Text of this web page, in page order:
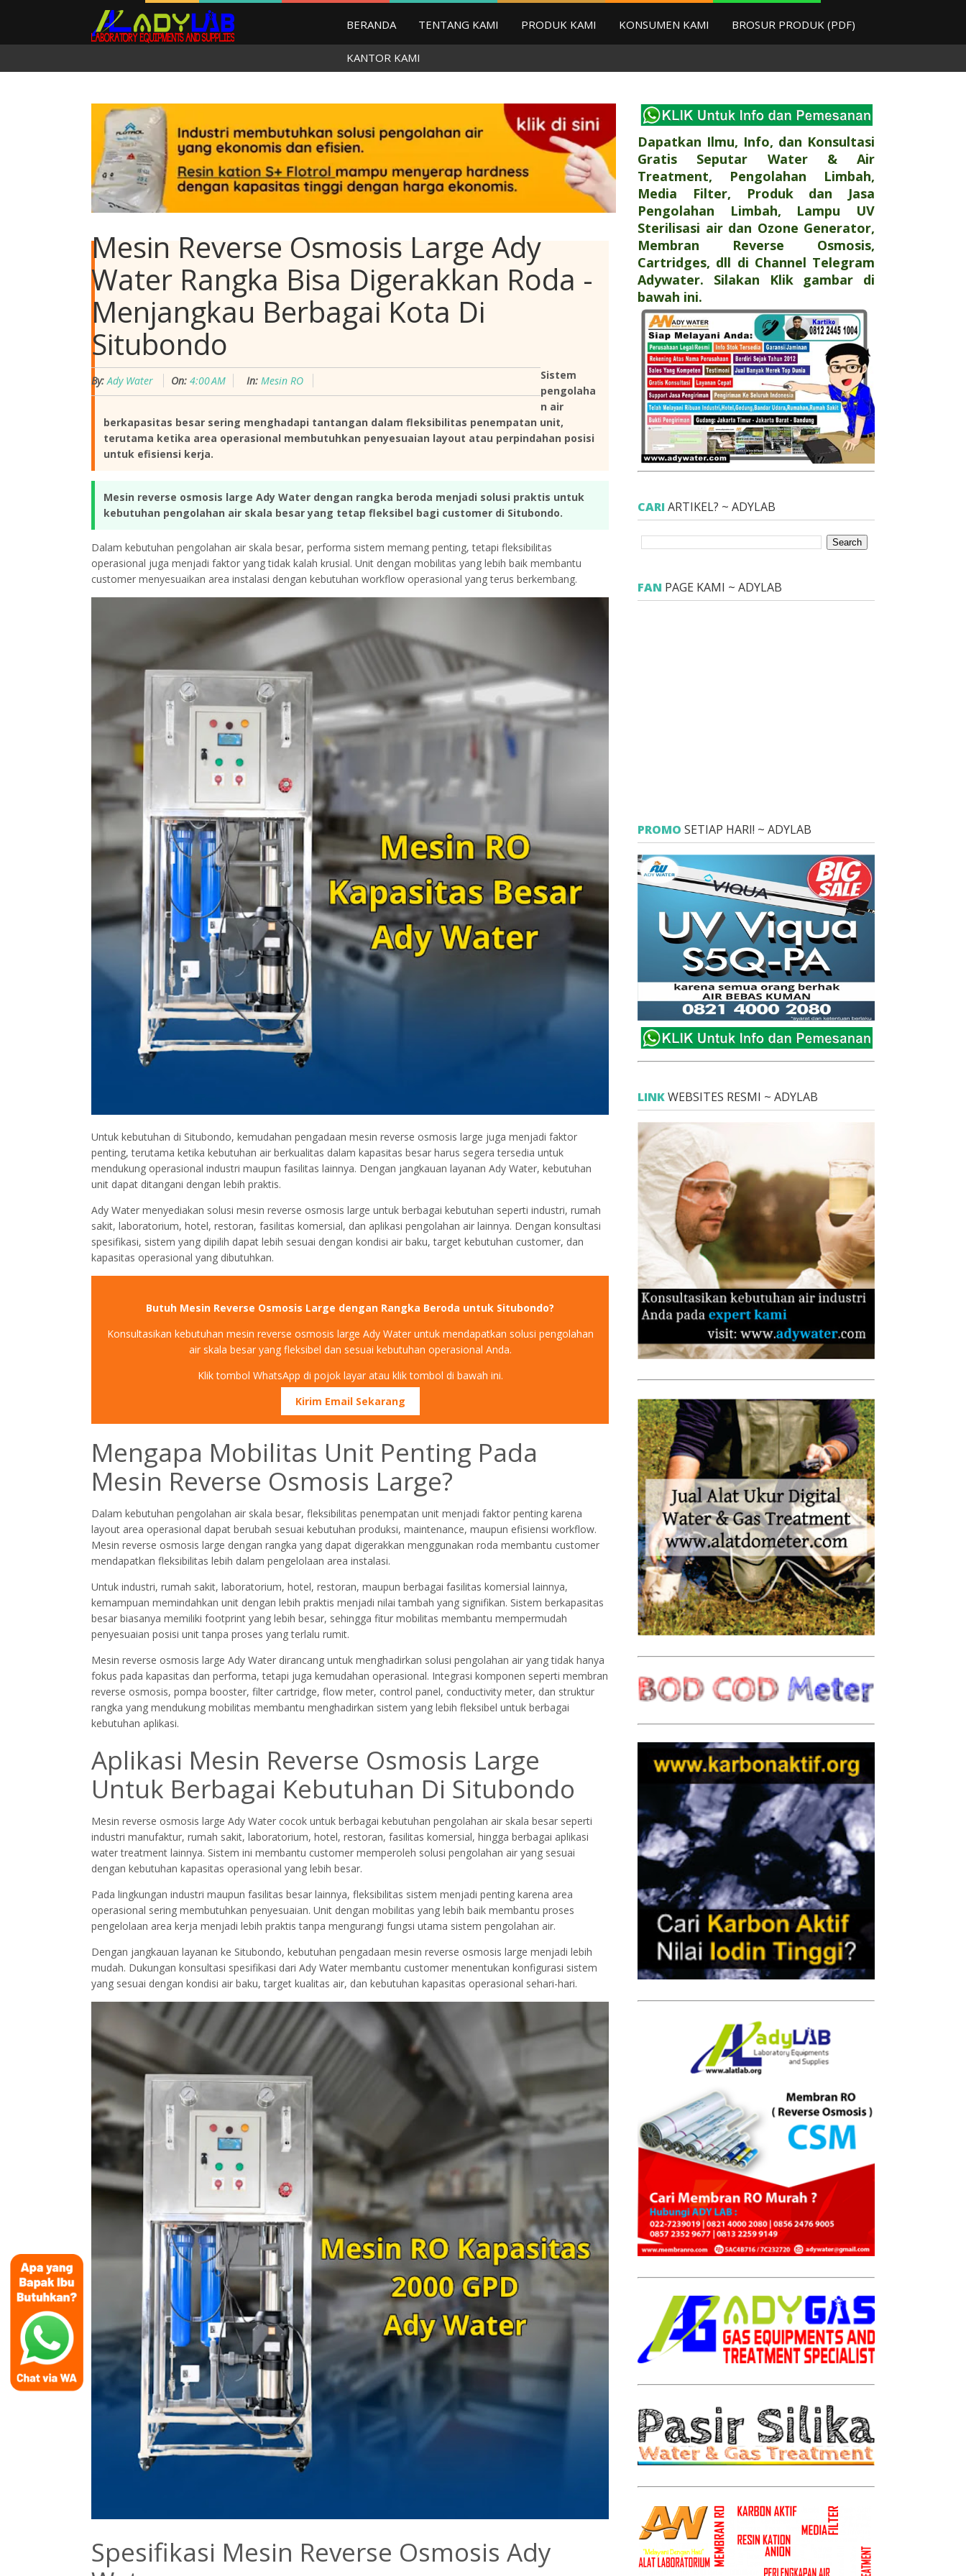
BERANDA TENTANG KAMI PRODUK KAMI KONSUMEN KAMI BROSUR PRODUK (PDF)
KANTOR KAMI
Mesin Reverse Osmosis Large Ady
Water Rangka Bisa Digerakkan Roda -
Menjangkau Berbagai Kota Di
Situbondo
By: Ady Water On: 4:00 AM In: Mesin RO
Sistem
pengolaha
n air
berkapasitas besar sering menghadapi tantangan dalam fleksibilitas penempatan unit,
terutama ketika area operasional membutuhkan penyesuaian layout atau perpindahan posisi
untuk efisiensi kerja.
Mesin reverse osmosis large Ady Water dengan rangka beroda menjadi solusi praktis untuk
kebutuhan pengolahan air skala besar yang tetap fleksibel bagi customer di Situbondo.
Dalam kebutuhan pengolahan air skala besar, performa sistem memang penting, tetapi fleksibilitas
operasional juga menjadi faktor yang tidak kalah krusial. Unit dengan mobilitas yang lebih baik membantu
customer menyesuaikan area instalasi dengan kebutuhan workflow operasional yang terus berkembang.
Untuk kebutuhan di Situbondo, kemudahan pengadaan mesin reverse osmosis large juga menjadi faktor
penting, terutama ketika kebutuhan air berkualitas dalam kapasitas besar harus segera tersedia untuk
mendukung operasional industri maupun fasilitas lainnya. Dengan jangkauan layanan Ady Water, kebutuhan
unit dapat ditangani dengan lebih praktis.
Ady Water menyediakan solusi mesin reverse osmosis large untuk berbagai kebutuhan seperti industri, rumah
sakit, laboratorium, hotel, restoran, fasilitas komersial, dan aplikasi pengolahan air lainnya. Dengan konsultasi
spesifikasi, sistem yang dipilih dapat lebih sesuai dengan kondisi air baku, target kebutuhan customer, dan
kapasitas operasional yang dibutuhkan.
Butuh Mesin Reverse Osmosis Large dengan Rangka Beroda untuk Situbondo?
Konsultasikan kebutuhan mesin reverse osmosis large Ady Water untuk mendapatkan solusi pengolahan
air skala besar yang fleksibel dan sesuai kebutuhan operasional Anda.
Klik tombol WhatsApp di pojok layar atau klik tombol di bawah ini.
Kirim Email Sekarang
Mengapa Mobilitas Unit Penting Pada
Mesin Reverse Osmosis Large?
Dalam kebutuhan pengolahan air skala besar, fleksibilitas penempatan unit menjadi faktor penting karena
layout area operasional dapat berubah sesuai kebutuhan produksi, maintenance, maupun efisiensi workflow.
Mesin reverse osmosis large dengan rangka yang dapat digerakkan menggunakan roda membantu customer
mendapatkan fleksibilitas lebih dalam pengelolaan area instalasi.
Untuk industri, rumah sakit, laboratorium, hotel, restoran, maupun berbagai fasilitas komersial lainnya,
kemampuan memindahkan unit dengan lebih praktis menjadi nilai tambah yang signifikan. Sistem berkapasitas
besar biasanya memiliki footprint yang lebih besar, sehingga fitur mobilitas membantu mempermudah
penyesuaian posisi unit tanpa proses yang terlalu rumit.
Mesin reverse osmosis large Ady Water dirancang untuk menghadirkan solusi pengolahan air yang tidak hanya
fokus pada kapasitas dan performa, tetapi juga kemudahan operasional. Integrasi komponen seperti membran
reverse osmosis, pompa booster, filter cartridge, flow meter, control panel, conductivity meter, dan struktur
rangka yang mendukung mobilitas membantu menghadirkan sistem yang lebih fleksibel untuk berbagai
kebutuhan aplikasi.
Aplikasi Mesin Reverse Osmosis Large
Untuk Berbagai Kebutuhan Di Situbondo
Mesin reverse osmosis large Ady Water cocok untuk berbagai kebutuhan pengolahan air skala besar seperti
industri manufaktur, rumah sakit, laboratorium, hotel, restoran, fasilitas komersial, hingga berbagai aplikasi
water treatment lainnya. Sistem ini membantu customer memperoleh solusi pengolahan air yang sesuai
dengan kebutuhan kapasitas operasional yang lebih besar.
Pada lingkungan industri maupun fasilitas besar lainnya, fleksibilitas sistem menjadi penting karena area
operasional sering membutuhkan penyesuaian. Unit dengan mobilitas yang lebih baik membantu proses
pengelolaan area kerja menjadi lebih praktis tanpa mengurangi fungsi utama sistem pengolahan air.
Dengan jangkauan layanan ke Situbondo, kebutuhan pengadaan mesin reverse osmosis large menjadi lebih
mudah. Dukungan konsultasi spesifikasi dari Ady Water membantu customer menentukan konfigurasi sistem
yang sesuai dengan kondisi air baku, target kualitas air, dan kebutuhan kapasitas operasional sehari-hari.
Spesifikasi Mesin Reverse Osmosis Ady
Dapatkan Ilmu, Info, dan Konsultasi
Gratis Seputar Water & Air
Treatment, Pengolahan Limbah,
Media Filter, Produk dan Jasa
Pengolahan Limbah, Lampu UV
Sterilisasi air dan Ozone Generator,
Membran Reverse Osmosis,
Cartridges, dll di Channel Telegram
Adywater. Silakan Klik gambar di
bawah ini.
CARI ARTIKEL? ~ ADYLAB
FAN PAGE KAMI ~ ADYLAB
PROMO SETIAP HARI! ~ ADYLAB
LINKWEBSITES RESMI ~ ADYLAB